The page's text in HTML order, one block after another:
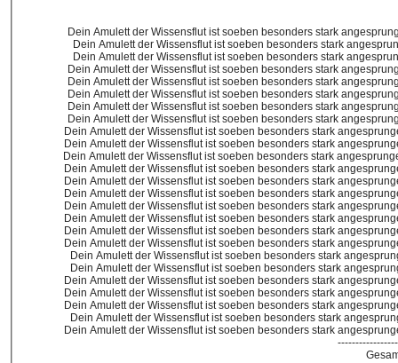
Dein Amulett der Wissensflut ist soeben besonders stark
Dein Amulett der Wissensflut ist soeben besonders stark
Dein Amulett der Wissensflut ist soeben besonders stark
Dein Amulett der Wissensflut ist soeben besonders stark
Dein Amulett der Wissensflut ist soeben besonders stark
Dein Amulett der Wissensflut ist soeben besonders stark
Dein Amulett der Wissensflut ist soeben besonders stark
Dein Amulett der Wissensflut ist soeben besonders stark
Dein Amulett der Wissensflut ist soeben besonders stark
Dein Amulett der Wissensflut ist soeben besonders stark
Dein Amulett der Wissensflut ist soeben besonders stark
Dein Amulett der Wissensflut ist soeben besonders stark
Dein Amulett der Wissensflut ist soeben besonders stark
Dein Amulett der Wissensflut ist soeben besonders stark
Dein Amulett der Wissensflut ist soeben besonders stark
Dein Amulett der Wissensflut ist soeben besonders stark
Dein Amulett der Wissensflut ist soeben besonders stark
Dein Amulett der Wissensflut ist soeben besonders stark
Dein Amulett der Wissensflut ist soeben besonders stark
Dein Amulett der Wissensflut ist soeben besonders stark
Dein Amulett der Wissensflut ist soeben besonders stark
Dein Amulett der Wissensflut ist soeben besonders stark
Dein Amulett der Wissensflut ist soeben besonders stark
Dein Amulett der Wissensflut ist soeben besonders stark
Dein Amulett der Wissensflut ist soeben besonders stark